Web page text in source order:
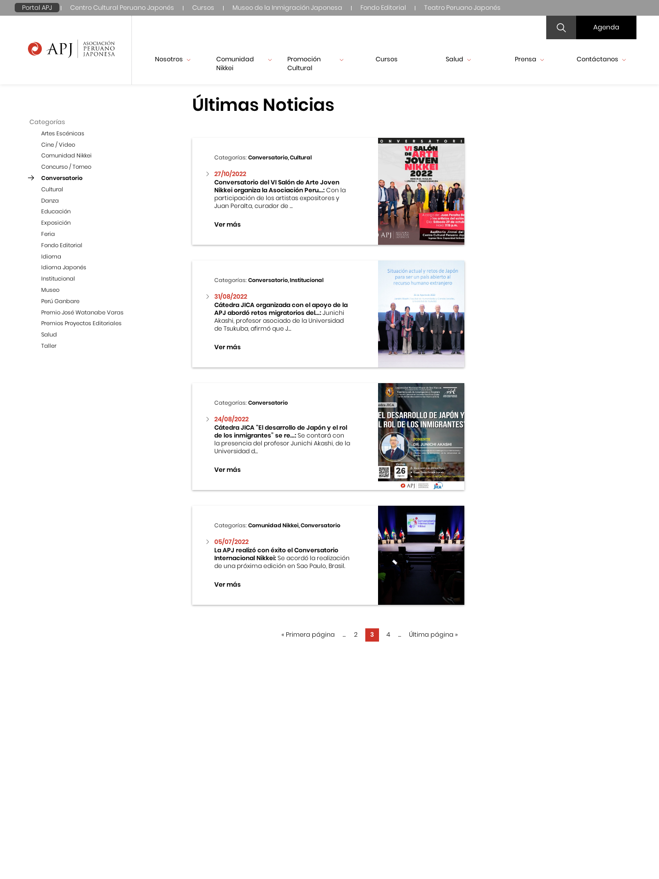
Portal APJ Centro Cultural Peruano Japonés Cursos Museo de la Inmigración Japonesa Fondo Editorial Teatro Peruano Japonés
Agenda
Nosotros
Comunidad
Nikkei
Promoción
Cultural
Cursos Salud Prensa Contáctanos
Categorías
Artes Escénicas
Cine / Video
Comunidad Nikkei
Concurso / Torneo
Conversatorio
Cultural
Danza
Educación
Exposición
Feria
Fondo Editorial
Idioma
Idioma Japonés
Institucional
Museo
Perú Ganbare
Premio José Watanabe Varas
Premios Proyectos Editoriales
Salud
Taller
Últimas Noticias
Categorías:Conversatorio, Cultural
27/10/2022
Conversatorio del VI Salón de Arte Joven
Nikkei organiza la Asociación Peru...:Con la
participación de los artistas expositores y
Juan Peralta, curador de ...
Ver más
Categorías:Conversatorio, Institucional
31/08/2022
Cátedra JICA organizada con el apoyo de la
APJ abordó retos migratorios del...:Junichi
Akashi, profesor asociado de la Universidad
de Tsukuba, afirmó que J...
Ver más
Categorías:Conversatorio
24/08/2022
Cátedra JICA “El desarrollo de Japón y el rol
de los inmigrantes” se re...:Se contará con
la presencia del profesor Junichi Akashi, de la
Universidad d...
Ver más
Categorías:Comunidad Nikkei, Conversatorio
05/07/2022
La APJ realizó con éxito el Conversatorio
Internacional Nikkei:Se acordó la realización
de una próxima edición en Sao Paulo, Brasil.
Ver más
« Primera página ... 2 3 4 ... Última página »